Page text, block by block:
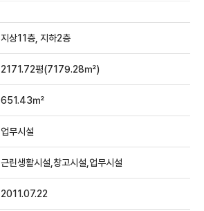
지상11층, 지하2층
2171.72평(7179.28㎡)
651.43㎡
업무시설
근린생활시설,창고시설,업무시설
2011.07.22